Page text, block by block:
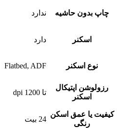
چاپ بدون حاشیه ندارد
اسکنر دارد
نوع اسکنر Flatbed, ADF
رزولوشن اپتیکال
اسکنر
تا 1200 dpi
کیفیت یا عمق اسکن
رنگی
24 بیت